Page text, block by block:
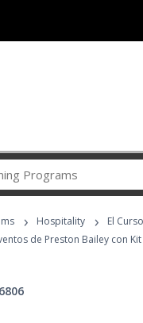
Career
Programs
› Hospitality ›
El
de Preston Bailey con